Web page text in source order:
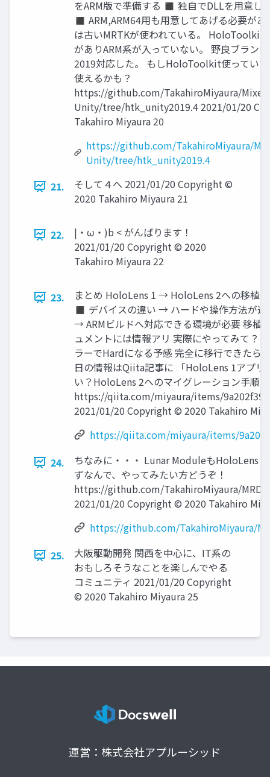
をARM版で準備する ◼ 独自でDLLを用意し
◼ ARM,ARM64用も用意してあげる必要が
は古いMRTKが使われている。 HoloToolkit
がありARM系が入っていない。 野良ブラン
2019対応した。 もしHoloToolkit使ってい
使えるかも？
https://github.com/TakahiroMiyaura/
Unity/tree/htk_unity2019.4 2021/01/20
Takahiro Miyaura 20
https://github.com/TakahiroMiyaura/
Unity/tree/htk_unity2019.4
21.
そして４へ 2021/01/20 Copyright ©
2020 Takahiro Miyaura 21
22.
|・ω・)b < がんばります！
2021/01/20 Copyright © 2020
Takahiro Miyaura 22
23.
まとめ HoloLens 1 → HoloLens 2への移
◼ デバイスの違い → ハードや操作方法が違
→ ARMビルドへ対応できる環境が必要 移植
ュメントには情報アリ 実際にやってみて？
ラーでHardになる予感 完全に移行できたら
日の情報はQiita記事に 「HoloLens 1アプリ
い？HoloLens 2へのマイグレーション手順
https://qiita.com/miyaura/items/
2021/01/20 Copyright © 2020 Takahiro
https://qiita.com/miyaura/items/
24.
ちなみに・・・ Lunar ModuleもHoloLens
ずなんで、やってみたい方どうぞ！
https://github.com/TakahiroMiyaura/
2021/01/20 Copyright © 2020 Takahiro
https://github.com/TakahiroMiyaura/
25.
大阪駆動開発 関西を中心に、IT系の
おもしろそうなことを楽しんでやる
コミュニティ 2021/01/20 Copyright
© 2020 Takahiro Miyaura 25
運営：株式会社アプルーシッド